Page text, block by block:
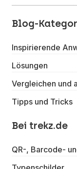
Blog-
Inspirierende
Lösungen
Vergleichen und
Tipps und Tricks
Bei trekz.de
QR-, Barcode-